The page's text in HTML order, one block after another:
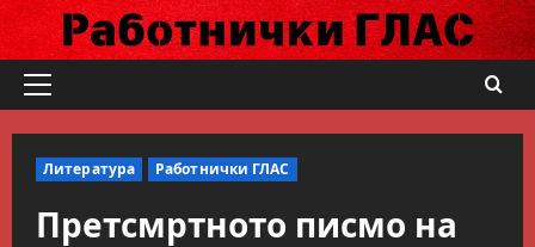
Skip
content
Primary
Литература Работнички ГЛАС
Претсмртното писмо на